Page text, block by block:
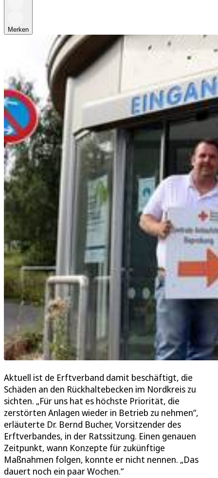
Merken
Aktuell ist de Erftverband damit beschäftigt, die
Schäden an den Rückhaltebecken im Nordkreis zu
sichten. „Für uns hat es höchste Priorität, die
zerstörten Anlagen wieder in Betrieb zu nehmen“,
erläuterte Dr. Bernd Bucher, Vorsitzender des
Erftverbandes, in der Ratssitzung. Einen genauen
Zeitpunkt, wann Konzepte für zukünftige
Maßnahmen folgen, konnte er nicht nennen. „Das
dauert noch ein paar Wochen.“